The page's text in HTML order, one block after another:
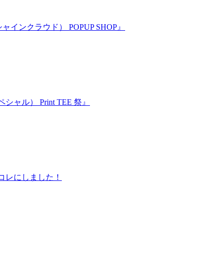
インクラウド） POPUP SHOP』
シャル） Print TEE 祭』
レにしました！